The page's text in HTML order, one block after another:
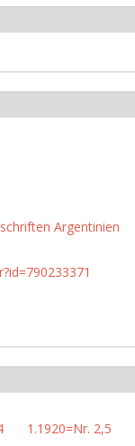
Argentinien
1.1920=Nr. 2,5